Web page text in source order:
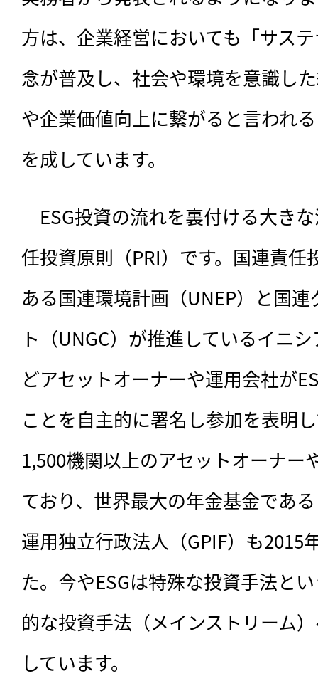
方は、企業経営においても「サス
念が普及し、社会や環境を意識し
や企業価値向上に繋がると言われ
を成しています。
ESG投資の流れを裏付ける大き
任投資原則（PRI）です。国連責任
ある国連環境計画（UNEP）と国
ト（UNGC）が推進しているイニ
どアセットオーナーや運用会社が
ことを自主的に署名し参加を表明
1,500機関以上のアセットオーナー
ており、世界最大の年金基金であ
運用独立行政法人（GPIF）も2015
た。今やESGは特殊な投資手法と
的な投資手法（メインストリーム
しています。